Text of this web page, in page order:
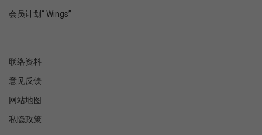
会员计划“ Wings”
联络资料
意见反馈
网站地图
私隐政策